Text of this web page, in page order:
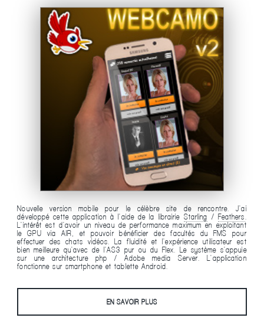
Nouvelle version mobile pour le célèbre site de rencontre. J'ai
développé cette application à l'aide de la librairie Starling / Feathers.
L'intérêt est d'avoir un niveau de performance maximum en exploitant
le GPU via AIR, et pouvoir bénéficier des facultés du FMS pour
effectuer des chats vidéos. La fluidité et l'expérience utilisateur est
bien meilleure qu'avec de l'AS3 pur ou du Flex. Le système s'appuie
sur une architecture php / Adobe media Server. L'application
fonctionne sur smartphone et tablette Android.
EN SAVOIR PLUS